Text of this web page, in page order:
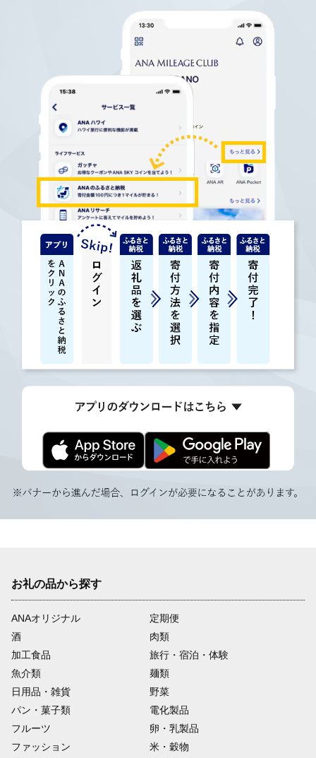
お礼の品から探す
ANAオリジナル
定期便
酒
肉類
加工食品
旅行・宿泊・体験
魚介類
麺類
日用品・雑貨
野菜
パン・菓子類
電化製品
フルーツ
卵・乳製品
ファッション
米・穀物